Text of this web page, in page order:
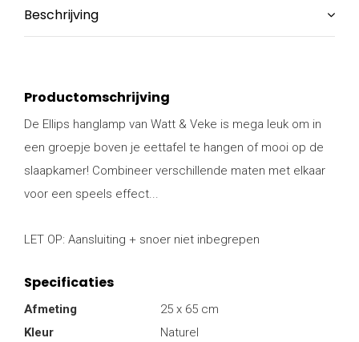
Beschrijving
Productomschrijving
De Ellips hanglamp van Watt & Veke is mega leuk om in
een groepje boven je eettafel te hangen of mooi op de
slaapkamer! Combineer verschillende maten met elkaar
voor een speels effect...
LET OP: Aansluiting + snoer niet inbegrepen
Specificaties
Afmeting
25 x 65 cm
Kleur
Naturel